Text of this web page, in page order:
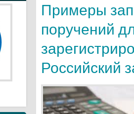
Примеры
поручений
Российский